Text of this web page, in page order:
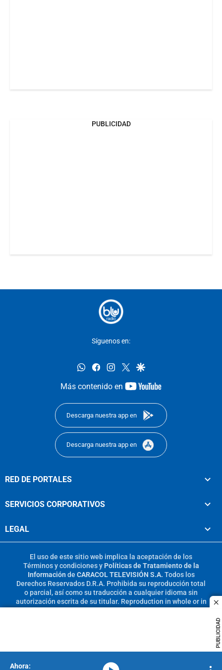
PUBLICIDAD
PUBLICIDAD
Síguenos en:
whatsappfacebookinstagram
twittergoogle
Más contenido en
youtube-
Descarga nuestra app en
Descarga nuestra app en
RED DE PORTALES
SERVICIOS CORPORATIVOS
LEGAL
El uso de este sitio web implica la aceptación de los
Términos y condicionesy Políticas de Tratamiento de la
Información de CARACOL TELEVISIÓN S.A. Todos los
Derechos Reservados D.R.A. Prohibida su reproducción total
o parcial, así como su traducción a cualquier idioma sin
autorización escrita de su titular. Reproduction in whole or in